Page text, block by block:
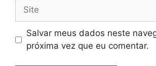
Site
Salvar meus dados neste
próxima vez que eu comentar.